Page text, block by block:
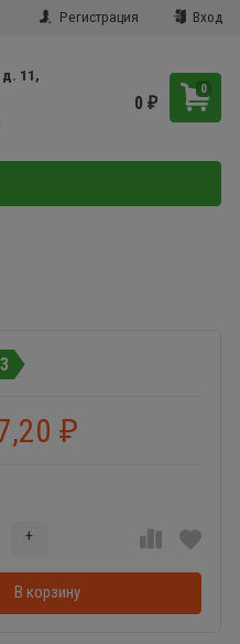
Регистрация Вход
11,
0
0₽
₽
+
В корзину